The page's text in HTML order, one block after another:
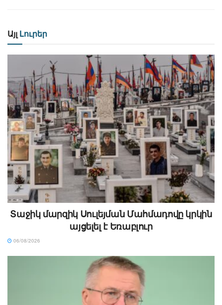
Այլ Լուրեր
Տաջիկ մարզիկ Սուլեյման Մահմադովը կրկին
այցելել է Եռաբլուր
06/08/2026